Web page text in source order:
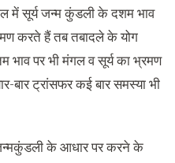
में सूर्य जन्म कुंडली के दशम भाव
करते हैं तब तबादले के योग
पर भी मंगल व सूर्य का भ्रमण
बार ट्रांसफर कई बार समस्या भी
के आधार पर करने के